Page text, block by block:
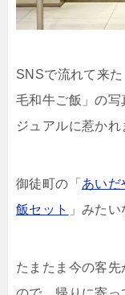
SNSで流れて来
毛和牛ご飯」の
ジュアルに惹かれ
御徒町の「 あいだ
飯セット
」みた
たまたま今の客